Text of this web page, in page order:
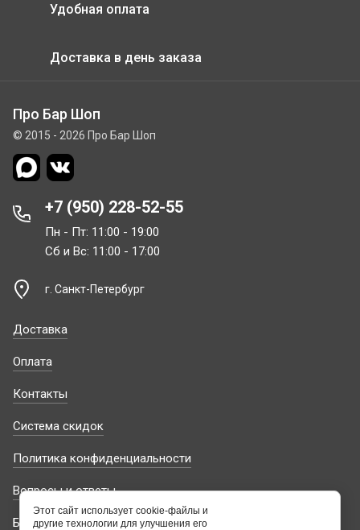
Удобная оплата
Доставка в день заказа
Про Бар Шоп
© 2015 - 2026 Про Бар Шоп
+7 (950) 228-52-55
Пн - Пт: 11:00 - 19:00
Сб и Вс: 11:00 - 17:00
г. Санкт-Петербург
Доставка
Оплата
Контакты
Система скидок
Политика конфиденциальности
Вопросы и ответы
Блог
Этот сайт использует cookie-файлы и
другие технологии для улучшения его